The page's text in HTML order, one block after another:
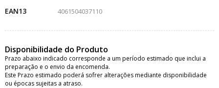
EAN13 4061504037110
Disponibilidade do Produto
Prazo abaixo indicado corresponde a um período estimado que inclui a
preparação e o envio da encomenda.
Este Prazo estimado poderá sofrer alterações mediante disponibilidade
ou épocas sujeitas a atraso.